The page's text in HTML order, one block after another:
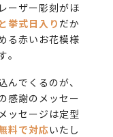
ーザー彫刻がほ
挙式日入り だか
る赤いお花模様
。
んでくるのが、
感謝のメッセー
ッセージは定型
料で対応いたし